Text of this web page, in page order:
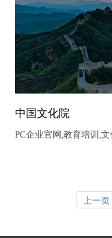
中国文化院
PC企业官网,教育培训,
上一页